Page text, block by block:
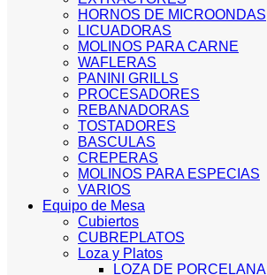
HORNOS DE MICROONDAS
LICUADORAS
MOLINOS PARA CARNE
WAFLERAS
PANINI GRILLS
PROCESADORES
REBANADORAS
TOSTADORES
BASCULAS
CREPERAS
MOLINOS PARA ESPECIAS
VARIOS
Equipo de Mesa
Cubiertos
CUBREPLATOS
Loza y Platos
LOZA DE PORCELANA